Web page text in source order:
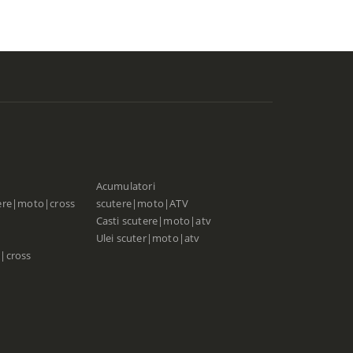
Acumulatori
scutere|moto|ATV
Casti scutere|moto|atv
Ulei scuter|moto|atv